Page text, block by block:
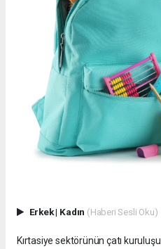
Erkek| Kadın (Haberi Sesli Oku)
Kırtasiye sektörünün çatı kuruluşu